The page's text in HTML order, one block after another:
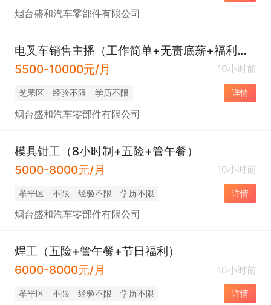
烟台盛和汽车零部件有限公司
电叉车销售主播（工作简单+无责底薪+福利待遇优）
5500-10000元/月
10小时前
芝罘区 经验不限 学历不限 详情
烟台盛和汽车零部件有限公司
模具钳工（8小时制+五险+管午餐）
5000-8000元/月
10小时前
牟平区 不限 经验不限 学历不限 详情
烟台盛和汽车零部件有限公司
焊工（五险+管午餐+节日福利）
6000-8000元/月
10小时前
牟平区 不限 经验不限 学历不限 详情